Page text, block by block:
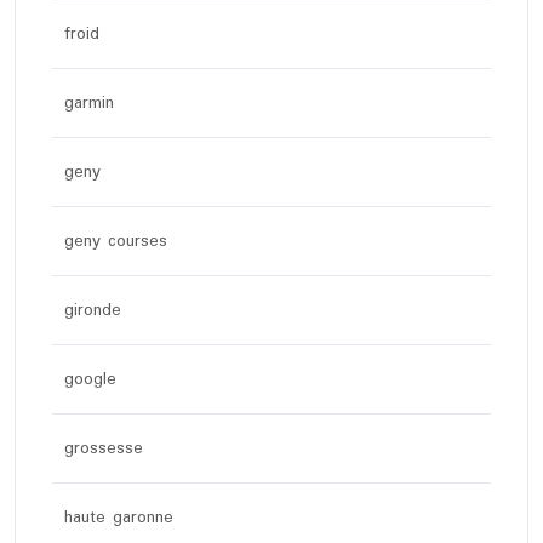
froid
garmin
geny
geny courses
gironde
google
grossesse
haute garonne